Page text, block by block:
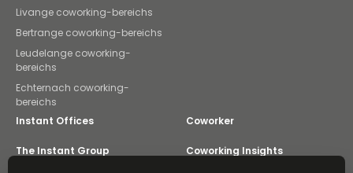
Livange coworking-bereichs
Bertrange coworking-bereichs
Leudelange coworking-
bereichs
Echternach coworking-
bereichs
Instant Offices Coworker
The Instant Group Coworking Insights